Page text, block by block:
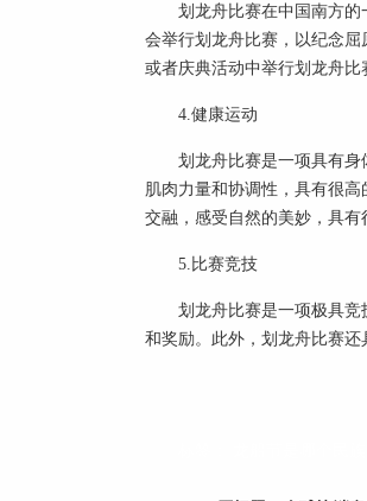
划龙舟比赛在中国南方
会举行划龙舟比赛，以纪念
或者庆典活动中举行划龙舟比
4.健康运动
划龙舟比赛是一项具有
肌肉力量和协调性 ，具有很
交融，感受自然的美妙，具有
5.比赛竞技
划龙舟比赛是一项极具竞
和奖励。此外，划龙舟比赛还